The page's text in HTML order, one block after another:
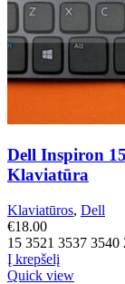
Dell Inspiron
Klaviatūra
Klaviatūros, Dell
€18.00
15 3521 3537
Į krepšelį
Quick view